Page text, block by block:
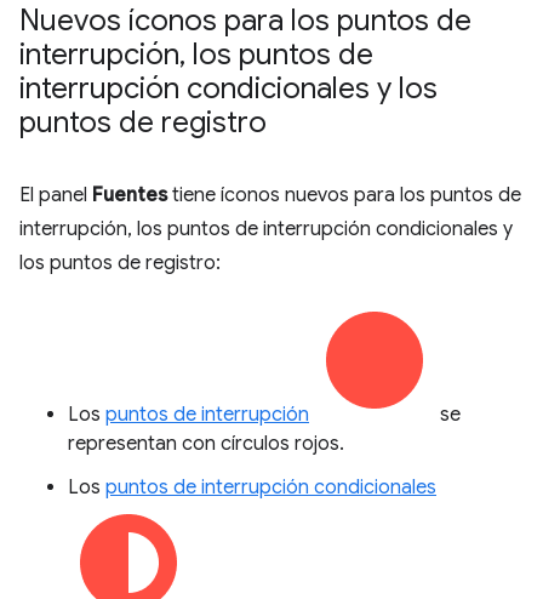
Nuevos íconos para los puntos de
interrupción, los puntos de
interrupción condicionales y los
puntos de registro
El panel Fuentestiene íconos nuevos para los puntos de
interrupción, los puntos de interrupción condicionales y
los puntos de registro:
Los puntos de interrupción
se
representan con círculos rojos.
Los puntos de interrupción condicionales